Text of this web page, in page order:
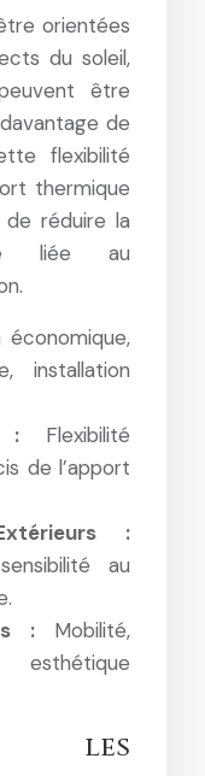
orientées
du soleil,
être
de
flexibilité
thermique
réduire la
liée au
économique,
installation
: Flexibilité
de l’apport
:
au
: Mobilité,
esthétique
les